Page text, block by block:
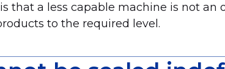
that a less capable machine is not an
to the required level.